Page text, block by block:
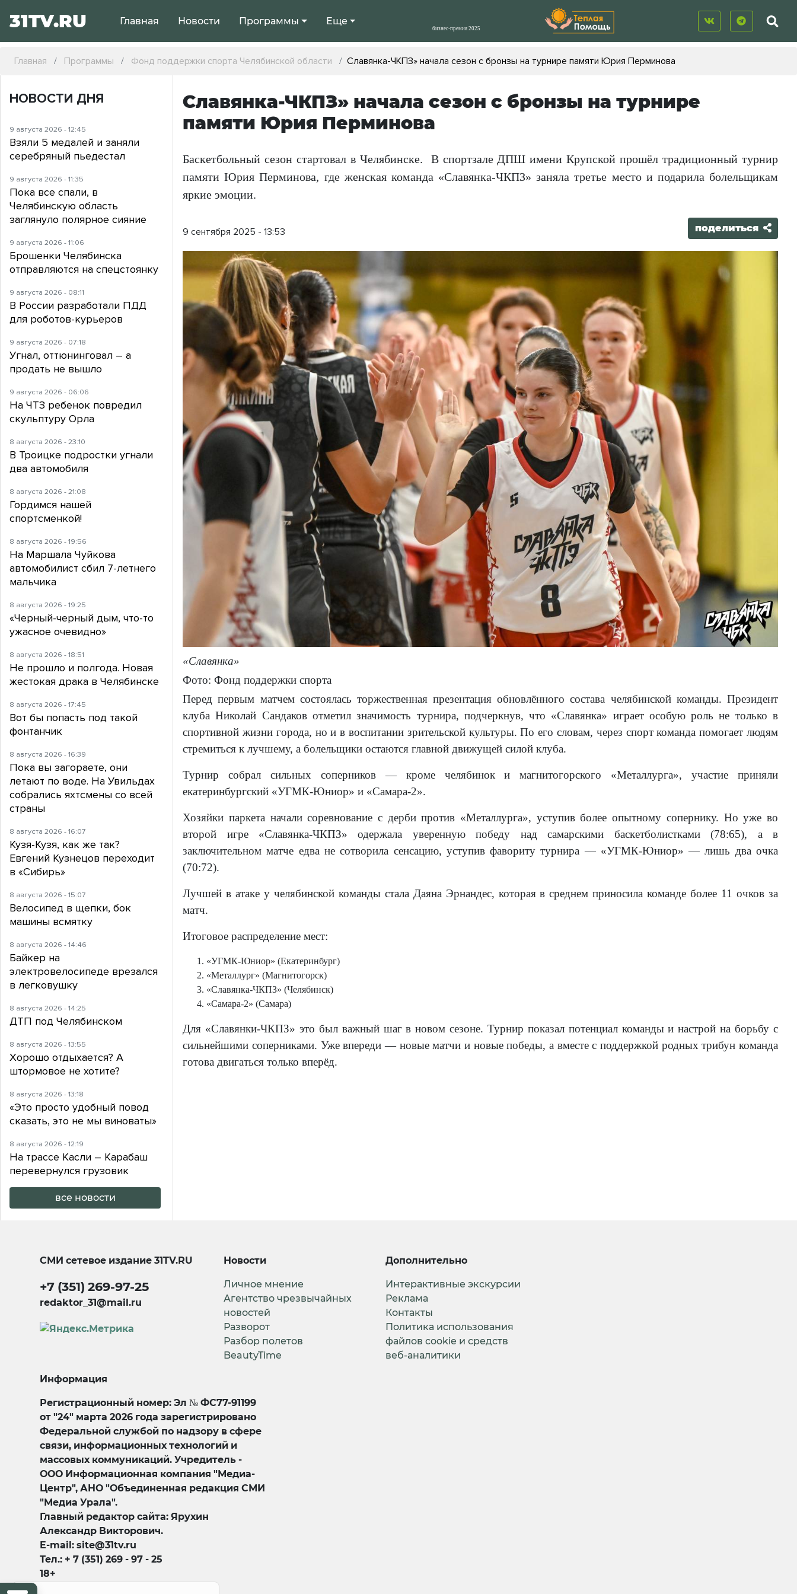
31TV.RU Главная Новости Программы Еще
Главная Программы Фонд поддержки спорта Челябинской области Славянка-ЧКПЗ» начала сезон с бронзы на турнире памяти Юрия Перминова
Славянка-ЧКПЗ» начала сезон с бронзы на турнире
памяти Юрия Перминова
Баскетбольный сезон стартовал в Челябинске. В спортзале ДПШ имени Крупской прошёл традиционный турнир
памяти Юрия Перминова, где женская команда «Славянка-ЧКПЗ» заняла третье место и подарила болельщикам
яркие эмоции.
9 сентября 2025 - 13:53 поделиться
«Славянка»
Фото: Фонд поддержки спорта
Перед первым матчем состоялась торжественная презентация обновлённого состава челябинской команды. Президент
клуба Николай Сандаков отметил значимость турнира, подчеркнув, что «Славянка» играет особую роль не только в
спортивной жизни города, но и в воспитании зрительской культуры. По его словам, через спорт команда помогает людям
стремиться к лучшему, а болельщики остаются главной движущей силой клуба.
Турнир собрал сильных соперников — кроме челябинок и магнитогорского «Металлурга», участие приняли
екатеринбургский «УГМК-Юниор» и «Самара-2».
Хозяйки паркета начали соревнование с дерби против «Металлурга», уступив более опытному сопернику. Но уже во
второй игре «Славянка-ЧКПЗ» одержала уверенную победу над самарскими баскетболистками (78:65), а в
заключительном матче едва не сотворила сенсацию, уступив фавориту турнира — «УГМК-Юниор» — лишь два очка
(70:72).
Лучшей в атаке у челябинской команды стала Даяна Эрнандес, которая в среднем приносила команде более 11 очков за
матч.
Итоговое распределение мест:
«УГМК-Юниор» (Екатеринбург)
«Металлург» (Магнитогорск)
«Славянка-ЧКПЗ» (Челябинск)
«Самара-2» (Самара)
Для «Славянки-ЧКПЗ» это был важный шаг в новом сезоне. Турнир показал потенциал команды и настрой на борьбу с
сильнейшими соперниками. Уже впереди — новые матчи и новые победы, а вместе с поддержкой родных трибун команда
готова двигаться только вперёд.
НОВОСТИ ДНЯ
9 августа 2026 - 12:45
Взяли 5 медалей и заняли
серебряный пьедестал
9 августа 2026 - 11:35
Пока все спали, в
Челябинскую область
заглянуло полярное сияние
9 августа 2026 - 11:06
Брошенки Челябинска
отправляются на спецстоянку
9 августа 2026 - 08:11
В России разработали ПДД
для роботов-курьеров
9 августа 2026 - 07:18
Угнал, оттюнинговал – а
продать не вышло
9 августа 2026 - 06:06
На ЧТЗ ребенок повредил
скульптуру Орла
8 августа 2026 - 23:10
В Троицке подростки угнали
два автомобиля
8 августа 2026 - 21:08
Гордимся нашей
спортсменкой!
8 августа 2026 - 19:56
На Маршала Чуйкова
автомобилист сбил 7-летнего
мальчика
8 августа 2026 - 19:25
«Черный-черный дым, что-то
ужасное очевидно»
8 августа 2026 - 18:51
Не прошло и полгода. Новая
жестокая драка в Челябинске
8 августа 2026 - 17:45
Вот бы попасть под такой
фонтанчик
8 августа 2026 - 16:39
Пока вы загораете, они
летают по воде. На Увильдах
собрались яхтсмены со всей
страны
8 августа 2026 - 16:07
Кузя-Кузя, как же так?
Евгений Кузнецов переходит
в «Сибирь»
8 августа 2026 - 15:07
Велосипед в щепки, бок
машины всмятку
8 августа 2026 - 14:46
Байкер на
электровелосипеде врезался
в легковушку
8 августа 2026 - 14:25
ДТП под Челябинском
8 августа 2026 - 13:55
Хорошо отдыхается? А
штормовое не хотите?
8 августа 2026 - 13:18
«Это просто удобный повод
сказать, это не мы виноваты»
8 августа 2026 - 12:19
На трассе Касли – Карабаш
перевернулся грузовик
все новости
СМИ сетевое издание31TV.RU
+7 (351) 269-97-25
redaktor_31@mail.ru
Новости
Личное мнение
Агентство чрезвычайных
новостей
Разворот
Разбор полетов
BeautyTime
Дополнительно
Интерактивные экскурсии
Реклама
Контакты
Политика использования
файлов cookie и средств
веб-аналитики
Информация
Регистрационный номер: Эл № ФС77-91199
от "24" марта 2026 года зарегистрировано
Федеральной службой по надзору в сфере
связи, информационных технологий и
массовых коммуникаций. Учредитель -
ООО Информационная компания "Медиа-
Центр", АНО "Объединенная редакция СМИ
"Медиа Урала".
Главный редактор сайта: Ярухин
Александр Викторович.
E-mail: site@31tv.ru
Тел.: + 7 (351) 269 - 97 - 25
18+